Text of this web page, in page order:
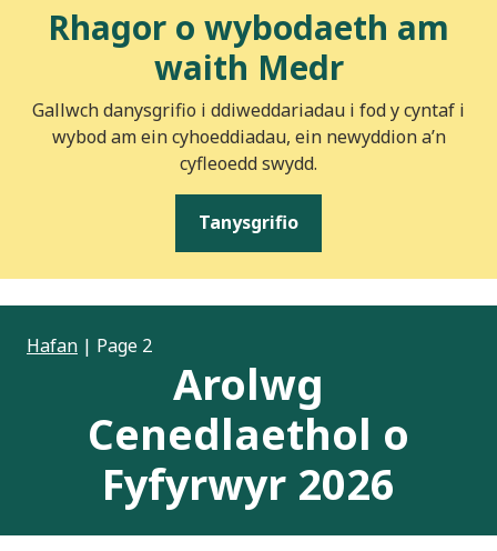
Rhagor o wybodaeth am
waith Medr
Gallwch danysgrifio i ddiweddariadau i fod y cyntaf i
wybod am ein cyhoeddiadau, ein newyddion a’n
cyfleoedd swydd.
Tanysgrifio
Hafan | Page 2
Arolwg
Cenedlaethol o
Fyfyrwyr 2026